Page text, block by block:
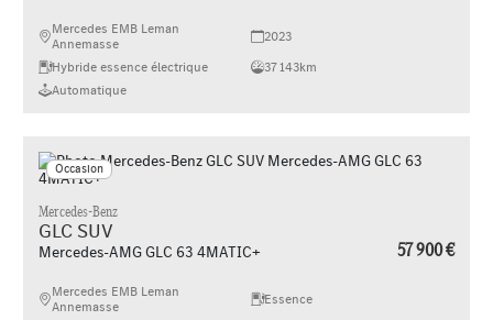
Mercedes EMB Leman
Annemasse
2023
Hybride essence électrique
37 143km
Automatique
Occasion
Mercedes-Benz
GLC SUV
Mercedes-AMG GLC 63 4MATIC+ 57 900 €
Mercedes EMB Leman
Annemasse
Essence